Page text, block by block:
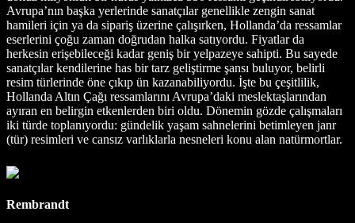
Avrupa’nın başka yerlerinde sanatçılar genellikle zengin sanat
hamileri için ya da sipariş üzerine çalışırken, Hollanda’da ressamlar
eserlerini çoğu zaman doğrudan halka satıyordu. Fiyatlar da
herkesin erişebileceği kadar geniş bir yelpazeye sahipti. Bu sayede
sanatçılar kendilerine has bir tarz geliştirme şansı buluyor, belirli
resim türlerinde öne çıkıp ün kazanabiliyordu. İşte bu çeşitlilik,
Hollanda Altın Çağı ressamlarını Avrupa’daki meslektaşlarından
ayıran en belirgin etkenlerden biri oldu. Dönemin gözde çalışmaları
iki türde toplanıyordu: gündelik yaşam sahnelerini betimleyen janr
(tür) resimleri ve cansız varlıklarla nesneleri konu alan natürmortlar.
Rembrandt